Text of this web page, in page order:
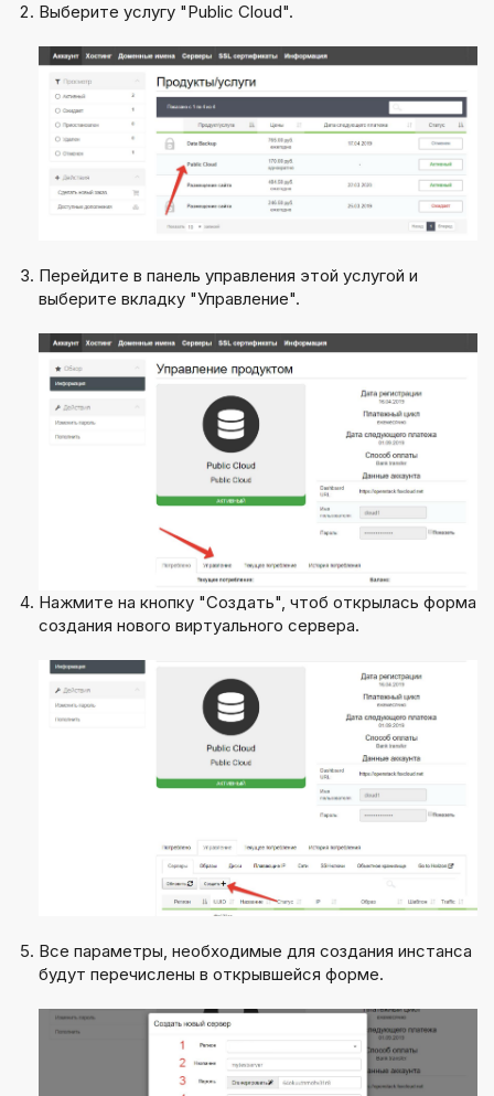
Выберите услугу "Public Cloud".
Перейдите в панель управления этой услугой и
выберите вкладку "Управление".
Нажмите на кнопку "Создать", чтоб открылась форма
создания нового виртуального сервера.
Все параметры, необходимые для создания инстанса
будут перечислены в открывшейся форме.